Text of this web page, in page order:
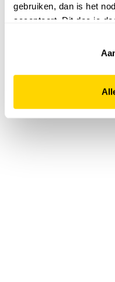
gebruiken, dan is het
accepteert. Dit doe je
website niet optimaal